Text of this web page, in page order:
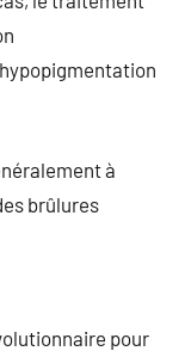
à
brûlures
pour